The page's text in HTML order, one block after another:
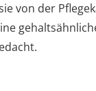
von der